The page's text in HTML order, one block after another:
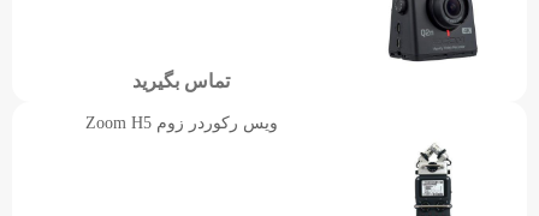
تماس بگیرید
ویس رکوردر زوم Zoom H5